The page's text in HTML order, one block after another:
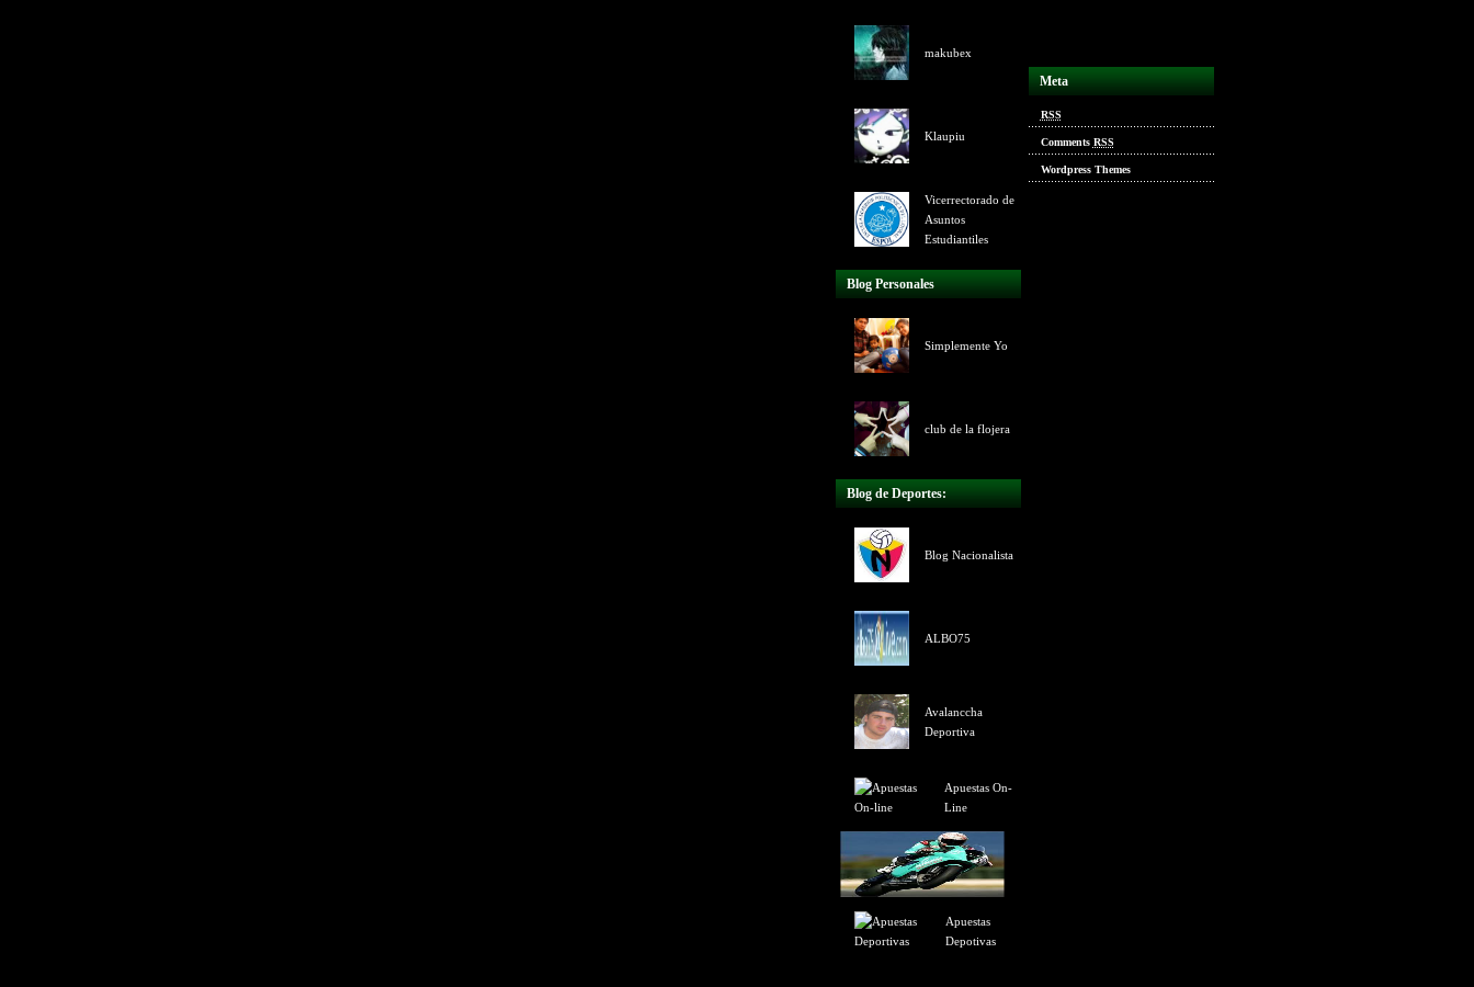
makubex
Klaupiu
Vicerrectorado de
Asuntos
Estudiantiles
Blog Personales
Simplemente Yo
club de la flojera
Blog de Deportes:
Blog Nacionalista
ALBO75
Avalanccha
Deportiva
Apuestas On-
Line
Apuestas
Depotivas
Meta
RSS
Comments RSS
Wordpress Themes